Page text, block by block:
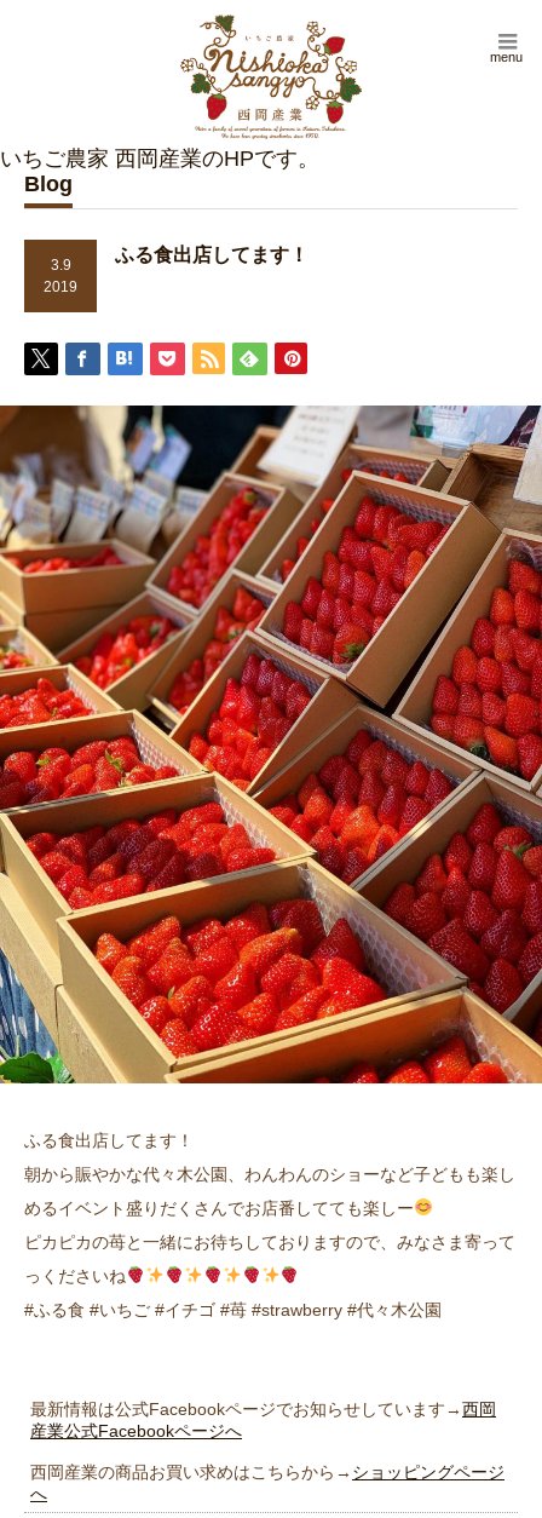
menu
Blog
3.9
2019
ふる食出店してます！
ふる食出店してます！
朝から賑やかな代々木公園、わんわんのショーなど子どもも楽し
めるイベント盛りだくさんでお店番してても楽しー
ピカピカの苺と一緒にお待ちしておりますので、みなさま寄って
っくださいね
#ふる食 #いちご #イチゴ #苺 #strawberry #代々木公園
最新情報は公式Facebookページでお知らせしています→西岡
産業公式Facebookページへ
西岡産業の商品お買い求めはこちらから→ ショッピングページ
へ